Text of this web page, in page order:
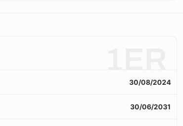
30/08/2024
30/06/2031